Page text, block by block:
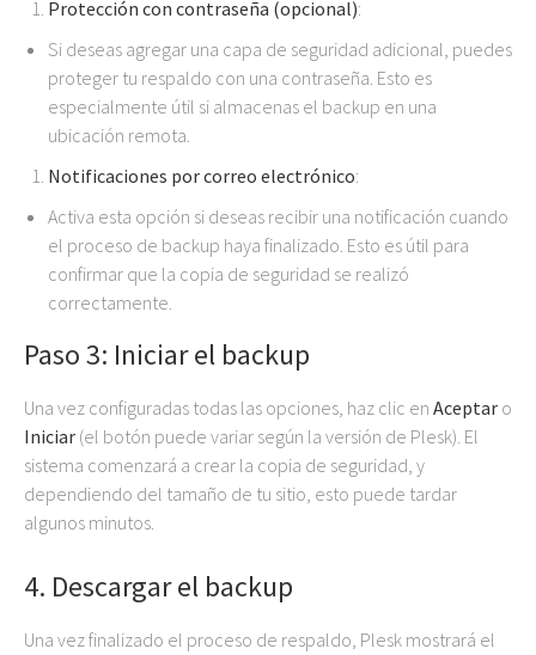
Protección con contraseña (opcional):
Si deseas agregar una capa de seguridad adicional, puedes
proteger tu respaldo con una contraseña. Esto es
especialmente útil si almacenas el backup en una
ubicación remota.
Notificaciones por correo electrónico:
Activa esta opción si deseas recibir una notificación cuando
el proceso de backup haya finalizado. Esto es útil para
confirmar que la copia de seguridad se realizó
correctamente.
Paso 3: Iniciar el backup
Una vez configuradas todas las opciones, haz clic en Aceptar o
Iniciar (el botón puede variar según la versión de Plesk). El
sistema comenzará a crear la copia de seguridad, y
dependiendo del tamaño de tu sitio, esto puede tardar
algunos minutos.
4. Descargar el backup
Una vez finalizado el proceso de respaldo, Plesk mostrará el